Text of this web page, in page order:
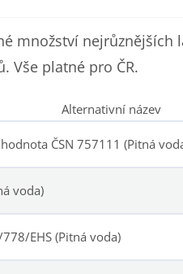
množství nejrůznějších
Vše platné pro ČR.
Alternativní název
ČSN 757111 (Pitná
voda)
EHS (Pitná voda)